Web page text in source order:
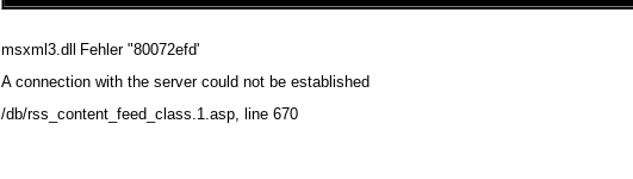
msxml3.dll
Fehler "80072efd'
A connection with the server could not be established
/db/rss_content_feed_class.1.asp, line 670